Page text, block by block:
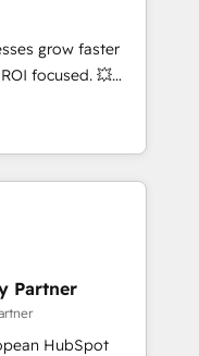
marketing and
tools
strategies with
2,000+
across marketing,
grow faster
focused. 💥
that can help you
teams to
and improve user
results.
your
HubSpot
teams to be
services using
Partner
HubSpot